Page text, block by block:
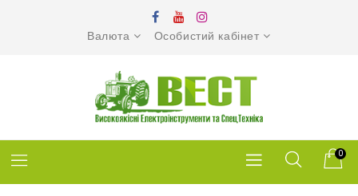
Валюта Особистий кабінет
0